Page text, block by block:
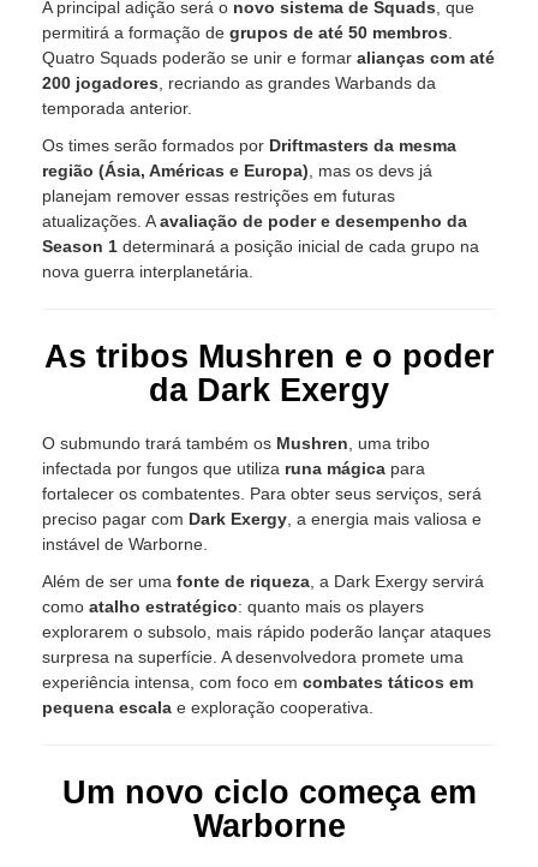
A principal adição será o novo sistema de Squads , que
permitirá a formação de grupos de até 50 membros
Quatro Squads poderão se unir e formar alianças com até
200 jogadores , recriando as grandes Warbands da
temporada anterior.
Os times serão formados por Driftmasters da mesma
região (Ásia, Américas e Europa) , mas os devs já
planejam remover essas restrições em futuras
atualizações. Aavaliação de poder e desempenho da
Season 1 determinará a posição inicial de cada grupo na
nova guerra interplanetária.
As tribos Mushren e o poder
da Dark Exergy
O submundo trará também os Mushren , uma tribo
infectada por fungos que utiliza runa mágica para
fortalecer os combatentes. Para obter seus serviços, será
preciso pagar com Dark Exergy , a energia mais valiosa e
instável de Warborne.
Além de ser uma fonte de riqueza , a Dark Exergy servirá
como atalho estratégico: quanto mais os players
explorarem o subsolo, mais rápido poderão lançar ataques
surpresa na superfície. A desenvolvedora promete uma
experiência intensa, com foco em combates táticos em
pequena escala e exploração cooperativa.
Um novo ciclo começa em
Warborne